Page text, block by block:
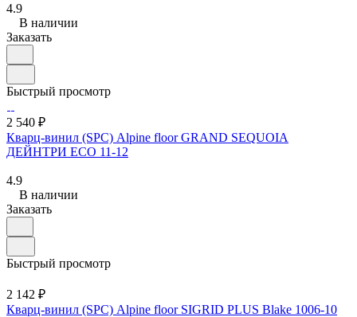
4.9
В наличии
Заказать
Быстрый просмотр
2 540 ₽
Кварц-винил (SPC) Alpine floor GRAND SEQUOIA
ДЕЙНТРИ ECO 11-12
4.9
В наличии
Заказать
Быстрый просмотр
2 142 ₽
Кварц-винил (SPC) Alpine floor SIGRID PLUS Blake 1006-10